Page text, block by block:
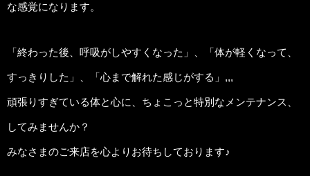
な感覚になります。
「終わった後、呼吸がしやすくなった」、「体が軽くなって、
すっきりした」、「心まで解れた感じがする」,,,
頑張りすぎている体と心に、ちょこっと特別なメンテナンス、
してみませんか？
みなさまのご来店を心よりお待ちしております♪